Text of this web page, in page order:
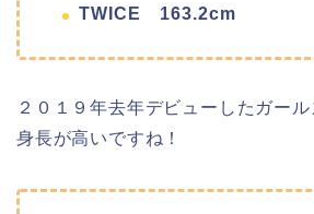
TWICE 163.2cm
２０１９年去年デビューしたガー
身長が高いですね！